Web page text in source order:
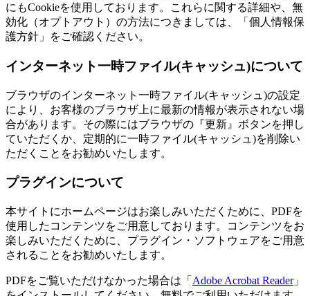
にもCookieを使用しております。これらに関する詳細や、無
効化（オプトアウト）の方法につきましては、「個人情報保
護方針」をご確認ください。
インターネット一時ファイル(キャッシュ)について
ブラウザのインターネット一時ファイル(キャッシュ)の設定
により、お客様のブラウザ上に最新の情報が表示されない場
合があります。その際にはブラウザの『更新』ボタンを押し
ていただくか、定期的に一時ファイル(キャッシュ)を削除い
ただくことをお勧めいたします。
プラグインについて
本サイトにホームページはお楽しみいただくために、PDFを
使用したコンテンツをご用意しております。コンテンツをお
楽しみいただくために、プラグイン・ソフトウェアをご用意
されることをお勧めいたします。
PDFをご覧いただけなかった場合は「 Adobe Acrobat Reader」